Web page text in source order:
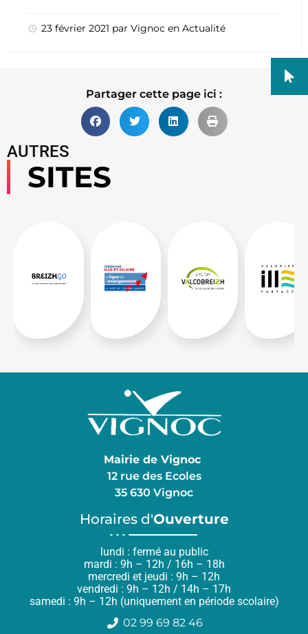
23 février 2021 par Vignoc en Actualité
Partager cette page ici :
AUTRES
SITES
Mairie de Vignoc
12 rue des Ecoles
35 630 Vignoc
Horaires d'Ouverture
lundi : fermé au public
mardi : 9h – 12h / 16h – 18h
mercredi et jeudi : 9h – 12h
vendredi : 9h – 12h / 14h – 17h
samedi : 9h – 12h (uniquement en période scolaire)
02 99 69 82 46